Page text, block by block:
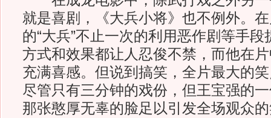
就是喜剧，《大兵小将》也不例外。
的“大兵”不止一次的利用恶作剧等手段
方式和效果都让人忍俊不禁，而他在
充满喜感。但说到搞笑，全片最大的
尽管只有三分钟的戏份，但王宝强的一
那张憨厚无辜的脸足以引发全场观众